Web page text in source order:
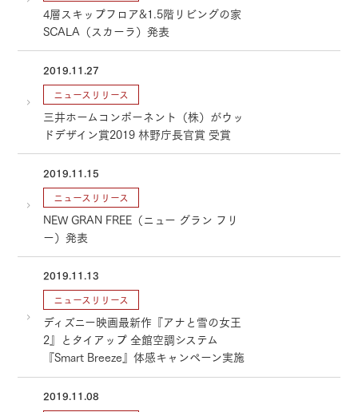
4層スキップフロア&1.5階リビングの家
SCALA（スカーラ）発表
2019.11.27
ニュースリリース
三井ホームコンポーネント（株）がウッ
ドデザイン賞2019 林野庁長官賞 受賞
2019.11.15
ニュースリリース
NEW GRAN FREE（ニュー グラン フリ
ー）発表
2019.11.13
ニュースリリース
ディズニー映画最新作『アナと雪の女王
2』とタイアップ 全館空調システム
『Smart Breeze』体感キャンペーン実施
2019.11.08